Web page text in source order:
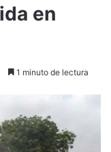
en
1 minuto de lectura